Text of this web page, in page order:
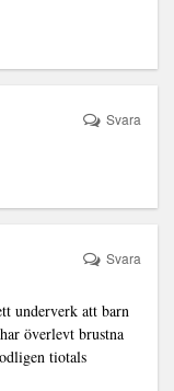
Svara
underverk att barn
överlevt brustna
tiotals
Svara